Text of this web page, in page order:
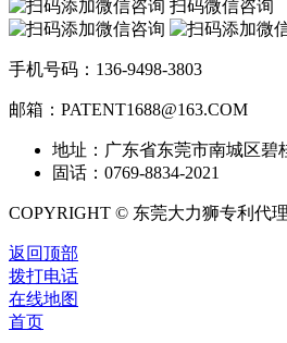
扫码微信咨询
手机号码：136-9498-3803
邮箱：PATENT1688@163.COM
地址：广东省东莞市南城区碧
固话：0769-8834-2021
COPYRIGHT © 东莞大力狮专利
返回顶部
拨打电话
在线地图
首页